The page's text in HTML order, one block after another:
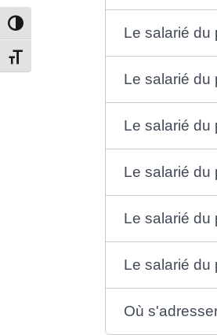
Passer en contraste élevé
Changer la taille de la police
Le salarié du
Le salarié du
Le salarié du
Le salarié du
Le salarié du
Le salarié du
Où